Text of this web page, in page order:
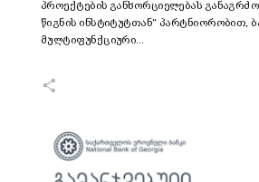
პროექტების განხორციელებას
წიგნის ინსტიტუტთან“ პარტნიორობით,
მულტიფუნქციური…